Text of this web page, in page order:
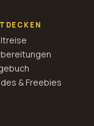
& Freebies